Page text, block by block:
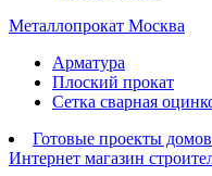
Металлопрокат Москва
Арматура
Плоский прокат
Сетка сварная
Готовые проекты домов
Интернет магазин